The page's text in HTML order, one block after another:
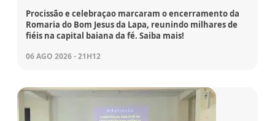
Procissão e celebraçao marcaram o encerramento da
Romaria do Bom Jesus da Lapa, reunindo milhares de
fiéis na capital baiana da fé. Saiba mais!
06 AGO 2026 - 21H12